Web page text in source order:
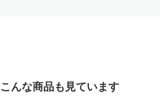
んな商品も見ています